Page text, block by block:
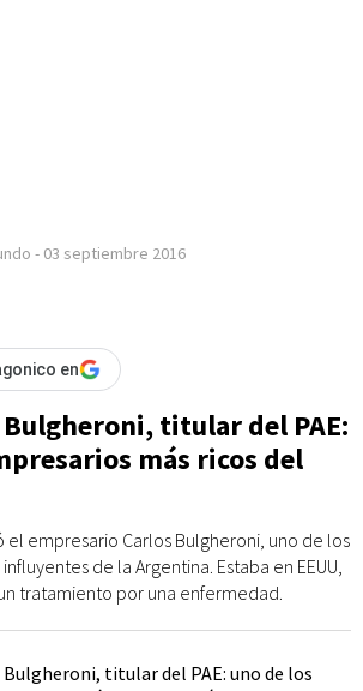
- 03 septiembre 2016
en
titular del PAE:
más ricos del
el empresario Carlos Bulgheroni, uno de los
de la Argentina. Estaba en EEUU,
tratamiento por una enfermedad.